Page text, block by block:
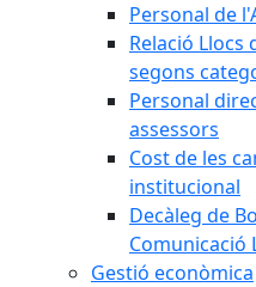
Personal de
Relació
segons
Personal
assessors
Cost de les
institucional
Decàleg de
Comunicació
Gestió econòmica